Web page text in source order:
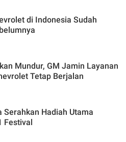
di Indonesia Sudah
Mundur, GM Jamin Layanan
Tetap Berjalan
Serahkan Hadiah Utama
Festival